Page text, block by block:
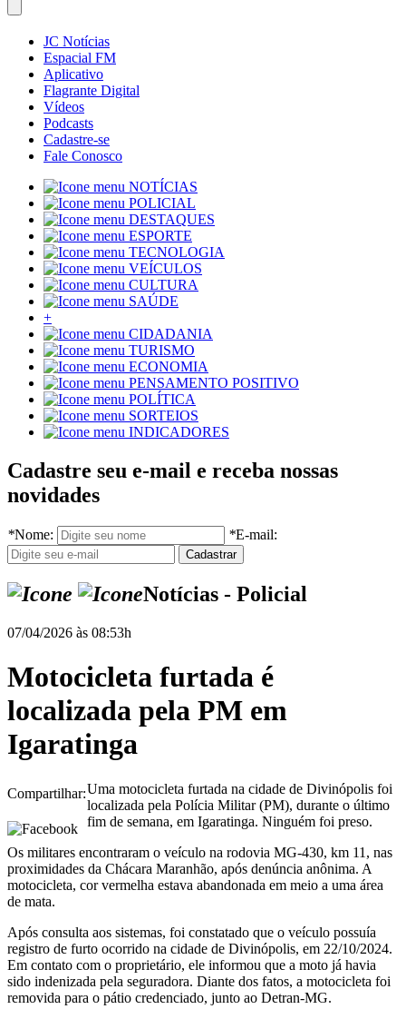
JC Notícias
Espacial FM
Aplicativo
Flagrante Digital
Vídeos
Podcasts
Cadastre-se
Fale Conosco
NOTÍCIAS
POLICIAL
DESTAQUES
ESPORTE
TECNOLOGIA
VEÍCULOS
CULTURA
SAÚDE
+
CIDADANIA
TURISMO
ECONOMIA
PENSAMENTO POSITIVO
POLÍTICA
SORTEIOS
INDICADORES
Cadastre seu e-mail e receba nossas
novidades
*Nome: *E-mail:
Notícias - Policial
07/04/2026 às 08:53h
Motocicleta furtada é
localizada pela PM em
Igaratinga
Compartilhar:Uma motocicleta furtada na cidade de Divinópolis foi
localizada pela Polícia Militar (PM), durante o último
fim de semana, em Igaratinga. Ninguém foi preso.
Os militares encontraram o veículo na rodovia MG-430, km 11, nas
proximidades da Chácara Maranhão, após denúncia anônima. A
motocicleta, cor vermelha estava abandonada em meio a uma área
de mata.
Após consulta aos sistemas, foi constatado que o veículo possuía
registro de furto ocorrido na cidade de Divinópolis, em 22/10/2024.
Em contato com o proprietário, ele informou que a moto já havia
sido indenizada pela seguradora. Diante dos fatos, a motocicleta foi
removida para o pátio credenciado, junto ao Detran-MG.